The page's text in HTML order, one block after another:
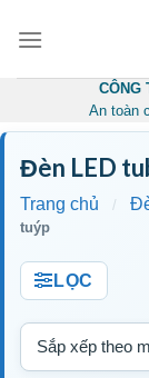
CÔNG
An toàn
Đèn LED
Trang chủ /
tuýp
LỌC